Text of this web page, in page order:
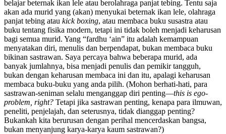
belajar beternak ikan lele atau berolahraga panjat tebing. Tentu saja
akan ada murid yang (akan) menyukai beternak ikan lele, olahraga
panjat tebing atau kick boxing, atau membaca buku susastra atau
buku tentang fisika modern, tetapi ini tidak boleh menjadi keharusan
bagi semua murid. Yang “fardhu ‘ain” itu adalah kemampuan
menyatakan diri, menulis dan berpendapat, bukan membaca buku
bikinan sastrawan. Saya percaya bahwa beberapa murid, ada
banyak jumlahnya, bisa menjadi penulis dan pemikir tangguh,
bukan dengan keharusan membaca ini dan itu, apalagi keharusan
membaca buku-buku yang anda pilih. (Mohon berhati-hati, para
sastrawan-seniman selalu menganggap diri penting—this is ego-
problem, right? Tetapi jika sastrawan penting, kenapa para ilmuwan,
peneliti, penjelajah, dan seterusnya, tidak dianggap penting?
Bukankah kita berurusan dengan perihal mencerdaskan bangsa,
bukan menyanjung karya-karya kaum sastrawan?)